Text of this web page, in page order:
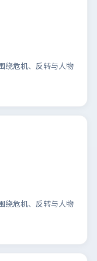
绕危机、反转与人物
绕危机、反转与人物